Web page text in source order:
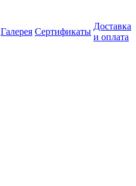
Галерея Сертификаты
Доставка
и оплата